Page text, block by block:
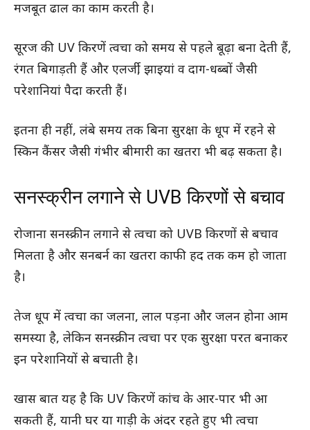
मजबूत ढाल का काम करती है।
सूरज की UV किरणें त्वचा को समय से पहले बूढ़ा बना देती हैं,
रंगत बिगाड़ती हैं और एलर्जी, झाइयां व दाग-धब्बों जैसी
परेशानियां पैदा करती हैं।
इतना ही नहीं, लंबे समय तक बिना सुरक्षा के धूप में रहने से
स्किन कैंसर जैसी गंभीर बीमारी का खतरा भी बढ़ सकता है।
सनस्क्रीन लगाने से UVB किरणों से बचाव
रोजाना सनस्क्रीन लगाने से त्वचा को UVB किरणों से बचाव
मिलता है और सनबर्न का खतरा काफी हद तक कम हो जाता
है।
तेज धूप में त्वचा का जलना, लाल पड़ना और जलन होना आम
समस्या है, लेकिन सनस्क्रीन त्वचा पर एक सुरक्षा परत बनाकर
इन परेशानियों से बचाती है।
खास बात यह है कि UV किरणें कांच के आर-पार भी आ
सकती हैं, यानी घर या गाड़ी के अंदर रहते हुए भी त्वचा